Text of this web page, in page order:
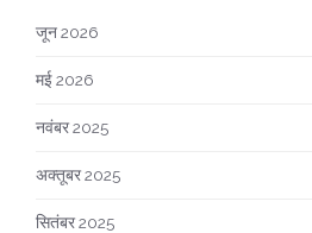
जून 2026
मई 2026
नवंबर 2025
अक्तूबर 2025
सितंबर 2025